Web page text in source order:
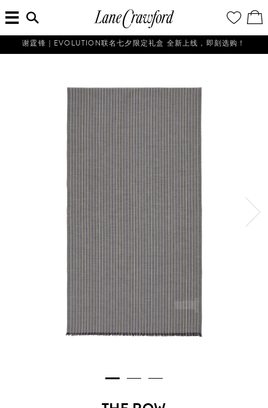
佛
探
的
界
的
愿
望
清
单
看
／
修
购
单
入
搜
索
信
息...
谢霆锋｜EVOLUTION联名七夕限定礼盒 全新上线，即刻选购！